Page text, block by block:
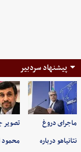
پیشنهاد سردبیر
ماجرای دروغ
نتانیاهو درباره
تصویر
محمود